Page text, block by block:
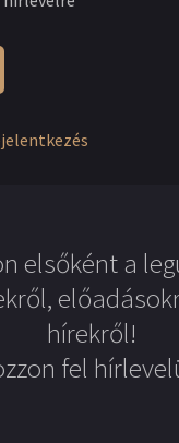
elsőként a
hírekről!
fel